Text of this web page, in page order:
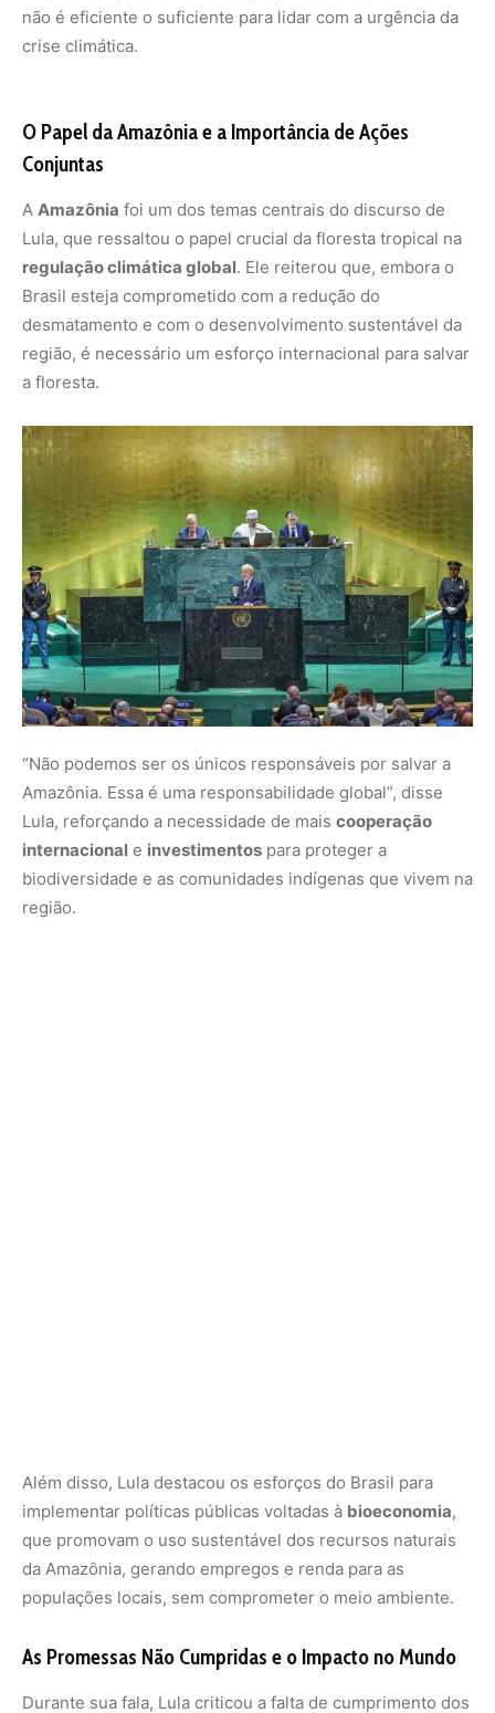
não é eficiente o suficiente para lidar com a urgência da
crise climática.
O Papel da Amazônia e a Importância de Ações
Conjuntas
A Amazônia foi um dos temas centrais do discurso de
Lula, que ressaltou o papel crucial da floresta tropical na
regulação climática global. Ele reiterou que, embora o
Brasil esteja comprometido com a redução do
desmatamento e com o desenvolvimento sustentável da
região, é necessário um esforço internacional para salvar
a floresta.
“Não podemos ser os únicos responsáveis por salvar a
Amazônia. Essa é uma responsabilidade global”, disse
Lula, reforçando a necessidade de mais cooperação
internacional e investimentos para proteger a
biodiversidade e as comunidades indígenas que vivem na
região.
Além disso, Lula destacou os esforços do Brasil para
implementar políticas públicas voltadas à bioeconomia,
que promovam o uso sustentável dos recursos naturais
da Amazônia, gerando empregos e renda para as
populações locais, sem comprometer o meio ambiente.
As Promessas Não Cumpridas e o Impacto no Mundo
Durante sua fala, Lula criticou a falta de cumprimento dos